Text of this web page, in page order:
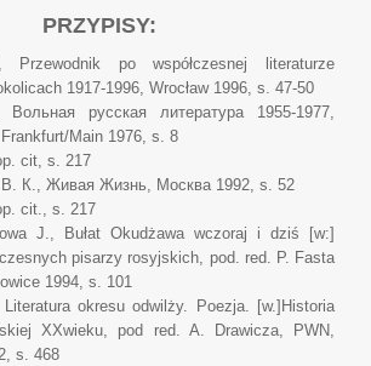
PRZYPISY:
Przewodnik po współczesnej literaturze
1917-1996, Wrocław 1996, s. 47-50
русская литература 1955-1977,
Main 1976, s. 8
cit, s. 217
В. К., Живая Жизнь, Москва 1992, s. 52
cit., s. 217
J., Bułat Okudżawa wczoraj i dziś [w:]
pisarzy rosyjskich, pod. red. P. Fasta
1994, s. 101
okresu odwilży. Poezja. [w.]Historia
XXwieku, pod red. A. Drawicza, PWN,
s. 468